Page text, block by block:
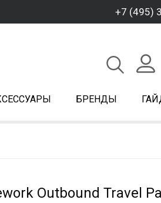
+7 (495)
БРЕНДЫ
Outbound Travel